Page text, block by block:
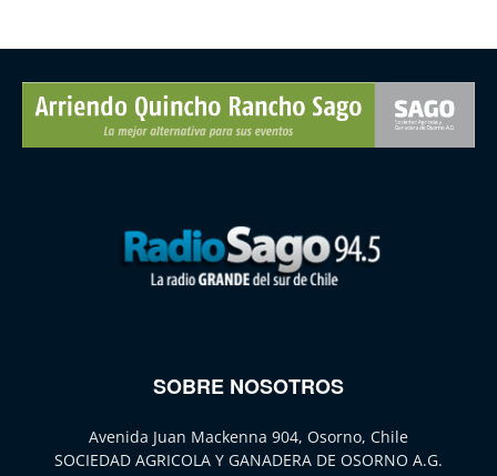
SOBRE NOSOTROS
Avenida Juan Mackenna 904, Osorno, Chile
SOCIEDAD AGRICOLA Y GANADERA DE OSORNO A.G.